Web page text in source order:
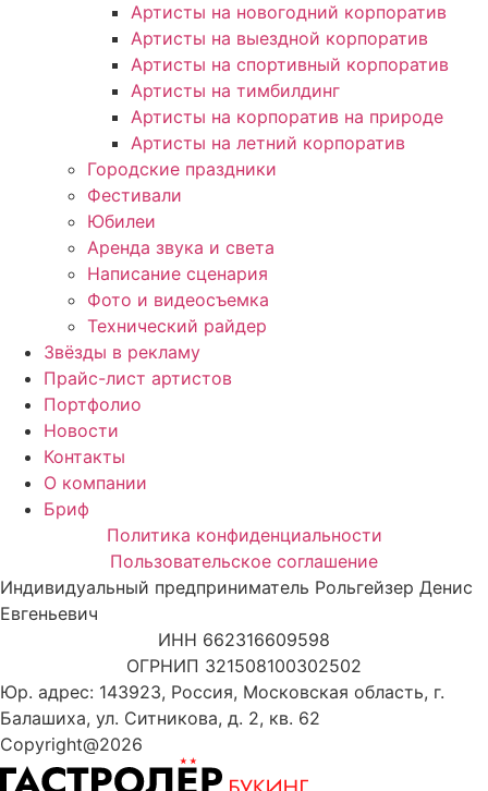
Артисты на новогодний корпоратив
Артисты на выездной корпоратив
Артисты на спортивный корпоратив
Артисты на тимбилдинг
Артисты на корпоратив на природе
Артисты на летний корпоратив
Городские праздники
Фестивали
Юбилеи
Аренда звука и света
Написание сценария
Фото и видеосъемка
Технический райдер
Звёзды в рекламу
Прайс-лист артистов
Портфолио
Новости
Контакты
О компании
Бриф
Политика конфиденциальности
Пользовательское соглашение
Индивидуальный предприниматель Рольгейзер Денис
Евгеньевич
ИНН 662316609598
ОГРНИП 321508100302502
Юр. адрес: 143923, Россия, Московская область, г.
Балашиха, ул. Ситникова, д. 2, кв. 62
Copyright@2026